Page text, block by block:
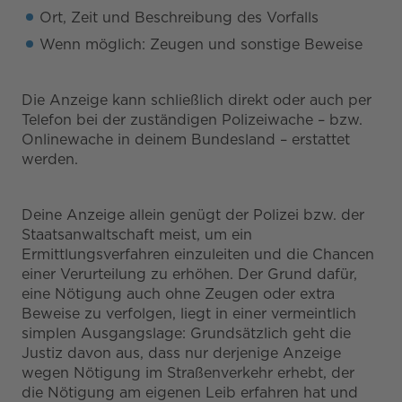
Ort, Zeit und Beschreibung des Vorfalls
Wenn möglich: Zeugen und sonstige Beweise
Die Anzeige kann schließlich direkt oder auch per
Telefon bei der zuständigen Polizeiwache – bzw.
Onlinewache in deinem Bundesland – erstattet
werden.
Deine Anzeige allein genügt der Polizei bzw. der
Staatsanwaltschaft meist, um ein
Ermittlungsverfahren einzuleiten und die Chancen
einer Verurteilung zu erhöhen. Der Grund dafür,
eine Nötigung auch ohne Zeugen oder extra
Beweise zu verfolgen, liegt in einer vermeintlich
simplen Ausgangslage: Grundsätzlich geht die
Justiz davon aus, dass nur derjenige Anzeige
wegen Nötigung im Straßenverkehr erhebt, der
die Nötigung am eigenen Leib erfahren hat und